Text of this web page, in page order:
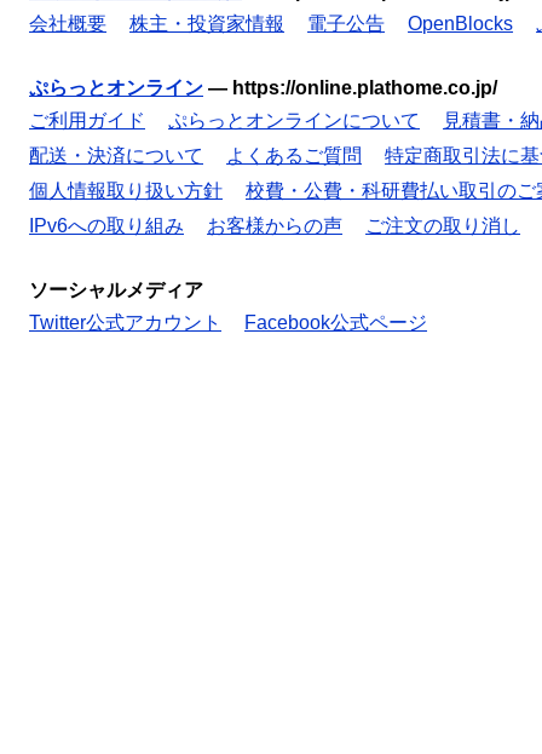
会社概要
株主・投資家情報 電子公告 OpenBlocks
ぷらっとオンライン — https://online.plathome.co.jp/
ご利用ガイド
ぷらっとオンラインについて
見積書・
配送・決済について
よくあるご質問
特定商取引法に
個人情報取り扱い方針
校費・公費・科研費払い取引のご
IPv6への取り組み
お客様からの声 ご注文の取り消し
ソーシャルメディア
Twitter公式アカウント
Facebook公式ページ